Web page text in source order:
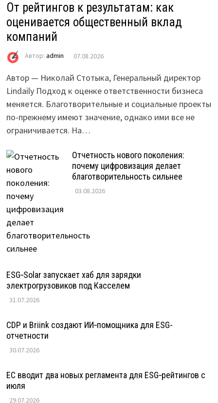
От рейтингов к результатам: как
оценивается общественный вклад
компаний
Автор: admin 07.08.2026
Автор — Николай Стотыка, Генеральный директор
Lindaily Подход к оценке ответственности бизнеса
меняется. Благотворительные и социальные проекты
по-прежнему имеют значение, однако ими все не
ограничивается. На…
Отчетность нового поколения:
почему цифровизация делает
благотворительность сильнее
03.08.2026
ESG‑Solar запускает хаб для зарядки
электрогрузовиков под Касселем
31.07.2026
CDP и Briink создают ИИ‑помощника для ESG-
отчетности
30.07.2026
ЕС вводит два новых регламента для ESG‑рейтингов с
июля
29.07.2026